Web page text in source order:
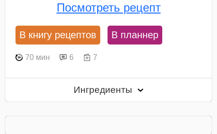
Посмотреть рецепт
В книгу рецептов В планнер
70 мин 6 7
Ингредиенты